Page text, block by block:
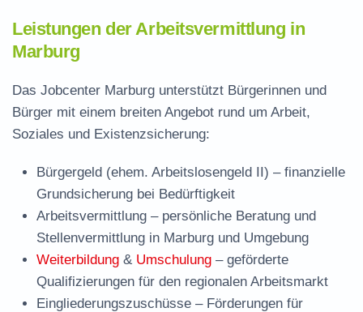
Leistungen der Arbeitsvermittlung in
Marburg
Das Jobcenter Marburg unterstützt Bürgerinnen und
Bürger mit einem breiten Angebot rund um Arbeit,
Soziales und Existenzsicherung:
Bürgergeld (ehem. Arbeitslosengeld II) – finanzielle
Grundsicherung bei Bedürftigkeit
Arbeitsvermittlung – persönliche Beratung und
Stellenvermittlung in Marburg und Umgebung
Weiterbildung & Umschulung – geförderte
Qualifizierungen für den regionalen Arbeitsmarkt
Eingliederungszuschüsse – Förderungen für